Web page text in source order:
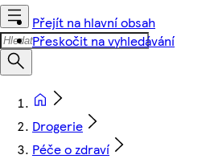
Přejít na hlavní obsah
Přeskočit na vyhledávání
Drogerie
Péče o zdraví